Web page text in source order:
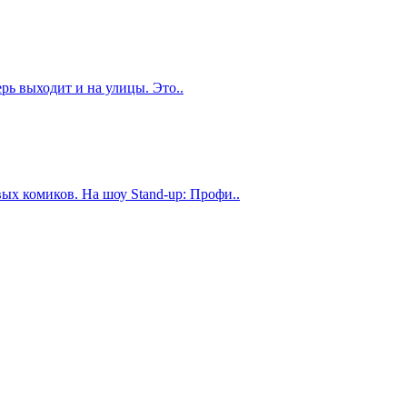
выходит и на улицы. Это..
комиков. На шоу Stand-up: Профи..